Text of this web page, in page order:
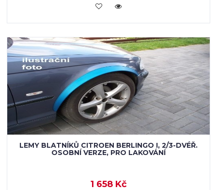
KOUPIT
LEMY BLATNÍKŮ CITROEN BERLINGO I, 2/3-DVÉŘ.
OSOBNÍ VERZE, PRO LAKOVÁNÍ
1 658 Kč